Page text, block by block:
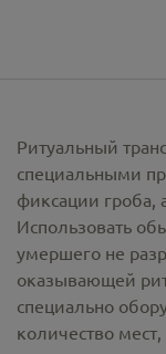
Ритуальный
специальными
фиксации
Использовать
умершего не
оказывающей
специально
количество